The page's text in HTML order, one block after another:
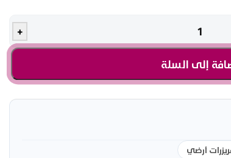
+
إلى السلة
أرضي